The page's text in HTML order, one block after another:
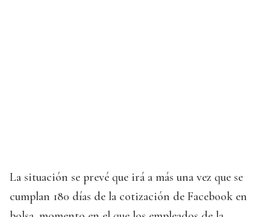
La situación se prevé que irá a más una vez que se
cumplan 180 días de la cotización de Facebook en